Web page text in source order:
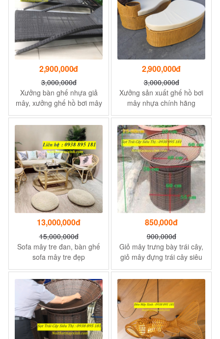
2,900,000đ
3,000,000đ
Xưởng bàn ghế nhựa giả
mây, xưởng ghế hồ bơi mây
nhựa
2,900,000đ
3,000,000đ
Xưởng sản xuất ghế hồ bơi
mây nhựa chính hãng
13,000,000đ
15,000,000đ
Sofa mây tre đan, bàn ghế
sofa mây tre đẹp
850,000đ
900,000đ
Giỏ mây trưng bày trái cây,
giỏ mây đựng trái cây siêu
thị